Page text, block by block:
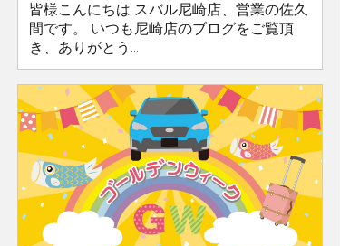
皆様こんにちは スバル尼崎店、営業の佐久
間です。 いつも尼崎店のブログをご覧頂
き、ありがとう...